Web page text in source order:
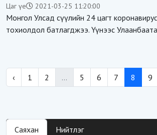
Цаг үе 2021-03-25 11:20:00
Монгол Улсад сүүлийн 24 цагт
тохиолдол батлагджээ. Үүнээс
‹ 1 2 ... 5 6 7 8 9
Саяхан Нийтлэг